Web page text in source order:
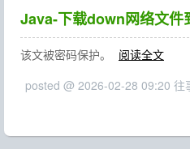
Java-下载down网络文件
该文被密码保护。
阅读全文
posted @ 2026-02-28 09:20 往